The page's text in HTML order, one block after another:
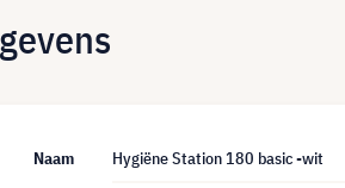
Naam Hygiëne Station 180 basic -wit